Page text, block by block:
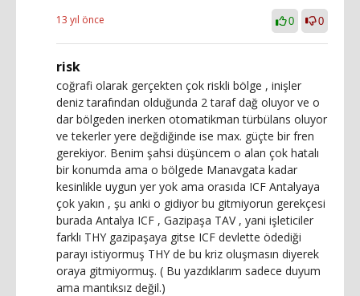
13 yıl önce 0 0
risk
coğrafi olarak gerçekten çok riskli bölge , inişler
deniz tarafından olduğunda 2 taraf dağ oluyor ve o
dar bölgeden inerken otomatikman türbülans oluyor
ve tekerler yere değdiğinde ise max. güçte bir fren
gerekiyor. Benim şahsi düşüncem o alan çok hatalı
bir konumda ama o bölgede Manavgata kadar
kesinlikle uygun yer yok ama orasıda ICF Antalyaya
çok yakın , şu anki o gidiyor bu gitmiyorun gerekçesi
burada Antalya ICF , Gazipaşa TAV , yani işleticiler
farklı THY gazipaşaya gitse ICF devlette ödediği
parayı istiyormuş THY de bu kriz oluşmasın diyerek
oraya gitmiyormuş. ( Bu yazdıklarım sadece duyum
ama mantıksız değil.)